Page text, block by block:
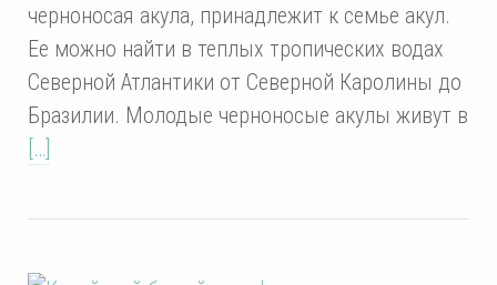
черноносая акула, принадлежит к семье акул.
Ее можно найти в теплых тропических водах
Северной Атлантики от Северной Каролины до
Бразилии. Молодые черноносые акулы живут в
[…]